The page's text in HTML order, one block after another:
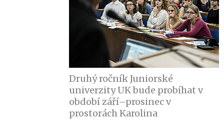
Druhý ročník Juniorské
univerzity UK bude probíhat v
období září–prosinec v
prostorách Karolina